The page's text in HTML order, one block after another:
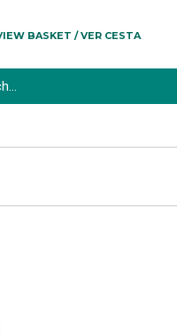
BASKET / VER CESTA